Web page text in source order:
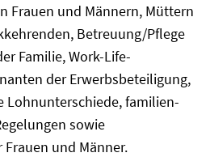
Frauen und Männern, Müttern
Betreuung/Pflege
Familie, Work-Life-
der Erwerbsbeteiligung,
Lohnunterschiede, familien-
sowie
und Männer.